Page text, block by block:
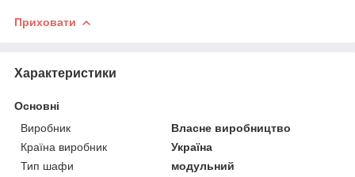
Приховати
Характеристики
Основні
Виробник
Власне виробництво
Країна виробник
Україна
Тип шафи
модульний